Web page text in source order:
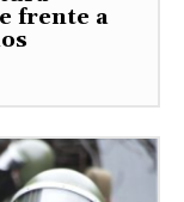
frente a